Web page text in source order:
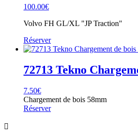
100.00€
Volvo FH GL/XL "JP Traction"
Réserver
72713 Tekno
7.50€
Chargement de bois 58mm
Réserver
